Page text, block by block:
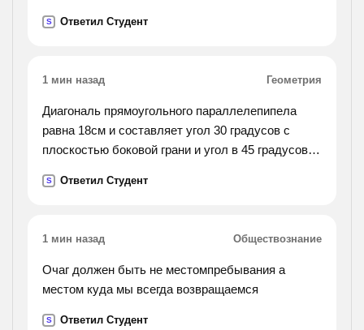
S Ответил Студент
1 мин назад Геометрия
Диагональ прямоугольного параллелепипела
равна 18см и составляет угол 30 градусов с
плоскостью боковой грани и угол в 45 градусов с
параллелепипеда.
S Ответил Студент
1 мин назад Обществознание
Очаг должен быть не местомпребывания а
местом куда мы всегда возвращаемся
S Ответил Студент